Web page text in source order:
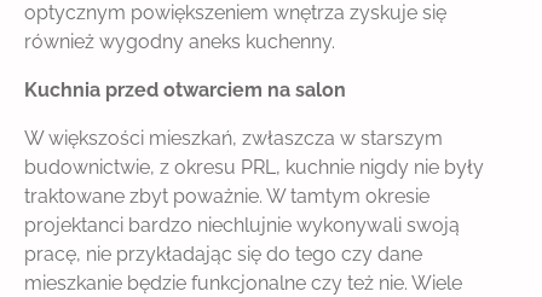
optycznym powiększeniem wnętrza zyskuje się
również wygodny aneks kuchenny.
Kuchnia przed otwarciem na salon
W większości mieszkań, zwłaszcza w starszym
budownictwie, z okresu PRL, kuchnie nigdy nie były
traktowane zbyt poważnie. W tamtym okresie
projektanci bardzo niechlujnie wykonywali swoją
pracę, nie przykładając się do tego czy dane
mieszkanie będzie funkcjonalne czy też nie. Wiele